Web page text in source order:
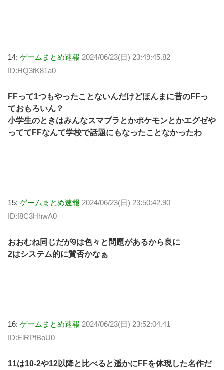
14: ゲームまとめ速報 2024/06/23(日) 23:49:45.82
ID:HQ3tK81a0
FFって1つもやったことないんだけどほんまに昔のFFっ
ておもろいん？
小学生のときはみんなスマブラとかポケモンとかエグゼや
っててFFなんて学校で話題にもなったことなかったわ
15: ゲームまとめ速報 2024/06/23(日) 23:50:42.90
ID:f8C3HhwA0
おおむね同じだが9は色々と問題があるから良に
2はシステム的に賛否かなぁ
16: ゲームまとめ速報 2024/06/23(日) 23:52:04.41
ID:ElRPfBoU0
11は10-2や12以降と比べると遥かにFFを体現した名作だ